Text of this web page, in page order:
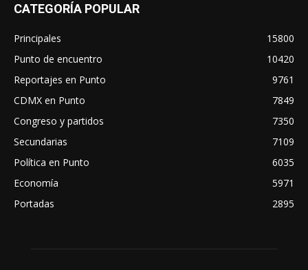
CATEGORÍA POPULAR
Principales
15800
Punto de encuentro
10420
Reportajes en Punto
9761
CDMX en Punto
7849
Congreso y partidos
7350
Secundarias
7109
Política en Punto
6035
Economía
5971
Portadas
2895